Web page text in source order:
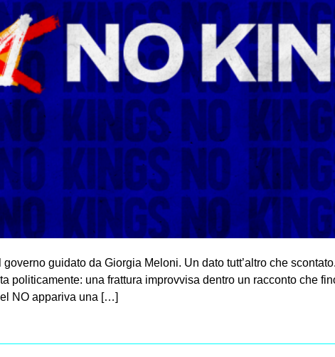
guidato da Giorgia Meloni. Un dato tutt’altro che
politicamente: una frattura improvvisa dentro un racconto che
NO appariva una […]